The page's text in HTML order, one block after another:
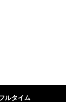
ルタイム